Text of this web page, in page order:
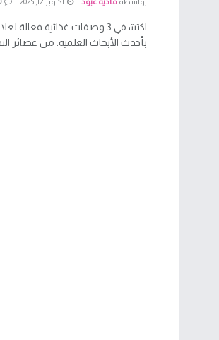
اكتشفي 3 وصفات غذائية
بأحدث الأبحاث العلمية. من عصائر